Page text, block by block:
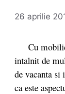
26 aprilie
Cu
intalnit de
de vacanta si
ca este